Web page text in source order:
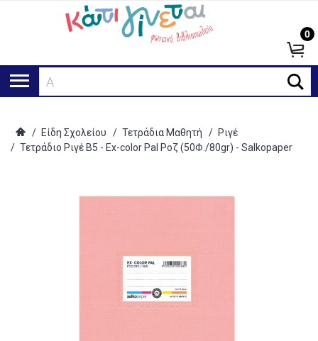
Αναζ
0
/ Είδη Σχολείου / Τετράδια Μαθητή / Ριγέ
/ Τετράδιο Ριγέ Β5 - Ex-color Pal Ροζ (50Φ./80gr) - Salkopaper